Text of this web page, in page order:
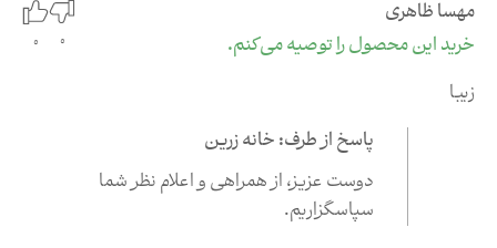
مهسا ظاهری
خرید این محصول را توصیه می‌کنم.
0
0
زیبا
پاسخ از طرف: خانه زرین
دوست عزیز،‌ از همراهی و اعلام نظر شما
سپاسگزاریم.